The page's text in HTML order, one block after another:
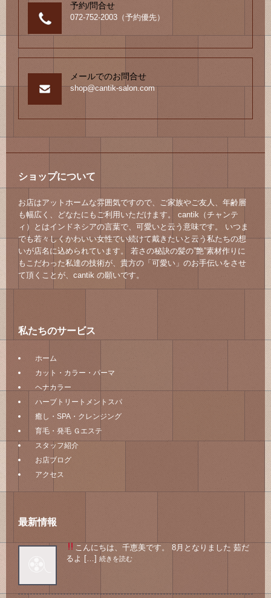
予約/問合せ
072-752-2003（予約優先）
メールでのお問合せ
shop@cantik-salon.com
ショップについて
お店はアットホームな雰囲気ですので、ご家族やご友人、年齢層
も幅広く、どなたにもご利用いただけます。 cantik（チャンテ
ィ）とはインドネシアの言葉で、可愛いと云う意味です。 いつま
でも若々しくかわいい女性でい続けて戴きたいと云う私たちの想
いが店名に込められています。 若さの秘訣の髪の”艶”素材作りに
もこだわった私達の技術が、貴方の「可愛い」のお手伝いをさせ
て頂くことが、cantik の願いです。
私たちのサービス
ホーム
カット・カラー・パーマ
ヘナカラー
ハーブトリートメントスパ
癒し・SPA・クレンジング
育毛・発毛 Ｇエステ
スタッフ紹介
お店ブログ
アクセス
最新情報
こんにちは、千恵美です。 8月となりました 茹だ
るよ […] 続きを読む